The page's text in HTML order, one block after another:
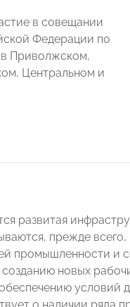
в совещании
Федерации по
Приволжском,
Центральном и
развитая
прежде
промышленности и
новых
условий